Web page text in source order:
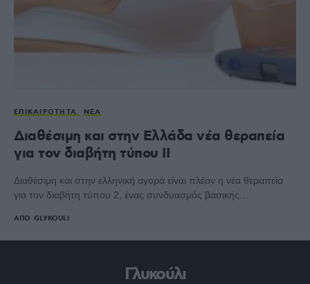
ΕΠΙΚΑΙΡΌΤΗΤΑ ΝΈΑ
Διαθέσιμη και στην Ελλάδα νέα θεραπεία
για τον διαβήτη τύπου ΙΙ
Διαθέσιμη και στην ελληνική αγορά είναι πλέον η νέα θεραπεία
για τον διαβήτη τύπου 2, ένας συνδυασμός βασικής…
ΑΠΌ GLYKOULI
Γλυκούλι